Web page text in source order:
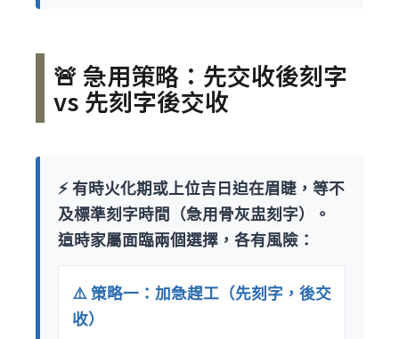
🚨 急用策略：先交收後刻字
vs 先刻字後交收
⚡️ 有時火化期或上位吉日迫在眉睫，等不
及標準刻字時間（急用骨灰盅刻字）。
這時家屬面臨兩個選擇，各有風險：
⚠️ 策略一：加急趕工（先刻字，後交
收）